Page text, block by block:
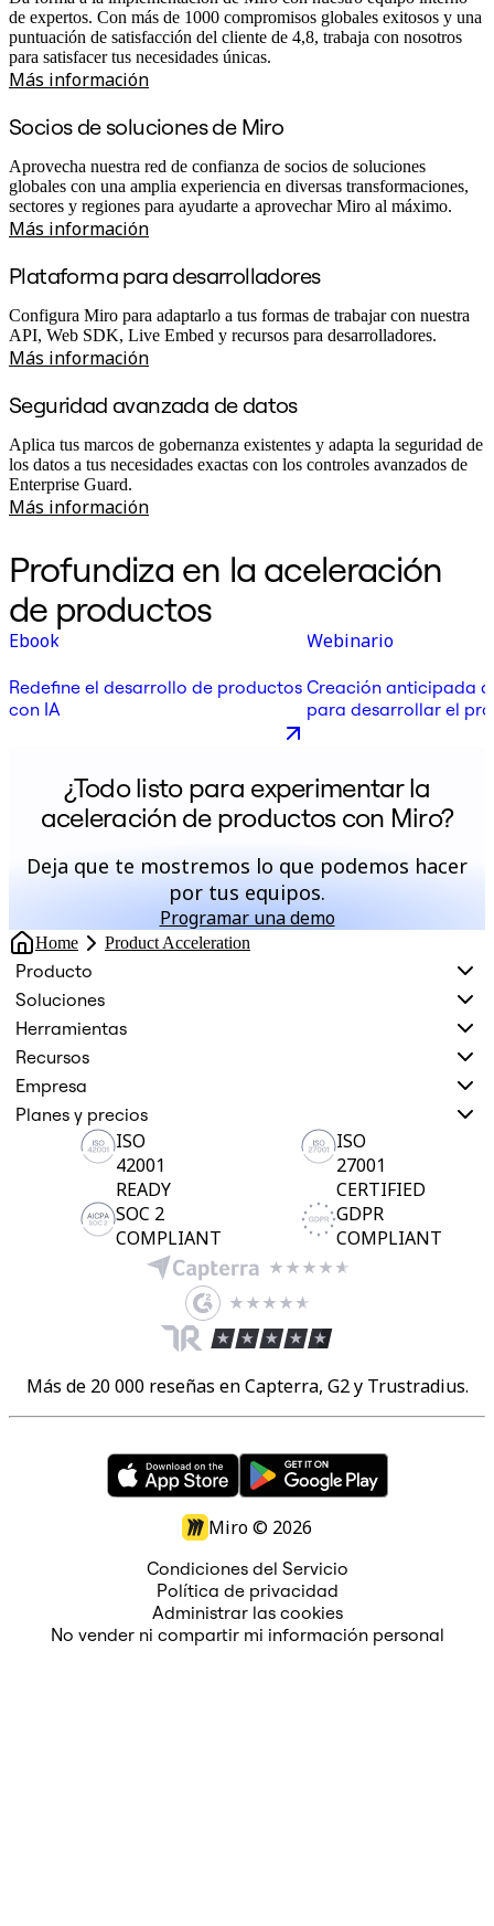
de expertos. Con más de 1000 compromisos globales exitosos y una
puntuación de satisfacción del cliente de 4,8, trabaja con nosotros
para satisfacer tus necesidades únicas.
Más información
Socios de soluciones de Miro
Aprovecha nuestra red de confianza de socios de soluciones
globales con una amplia experiencia en diversas transformaciones,
sectores y regiones para ayudarte a aprovechar Miro al máximo.
Más información
Plataforma para desarrolladores
Configura Miro para adaptarlo a tus formas de trabajar con nuestra
API, Web SDK, Live Embed y recursos para desarrolladores.
Más información
Seguridad avanzada de datos
Aplica tus marcos de gobernanza existentes y adapta la seguridad de
los datos a tus necesidades exactas con los controles avanzados de
Enterprise Guard.
Más información
Profundiza en la aceleración
de productos
Ebook
Redefine el desarrollo de productos
con IA
Webinario
Creación anticipada
para desarrollar el
¿Todo listo para experimentar la
aceleración de productos con Miro?
Deja que te mostremos lo que podemos hacer
por tus equipos.
Programar una demo
Home Product Acceleration
Producto
Soluciones
Herramientas
Recursos
Empresa
Planes y precios
ISO
42001
READY
ISO
27001
CERTIFIED
SOC 2
COMPLIANT
GDPR
COMPLIANT
Más de 20 000 reseñas en Capterra, G2 y Trustradius.
Miro © 2026
Condiciones del Servicio
Política de privacidad
Administrar las cookies
No vender ni compartir mi información personal